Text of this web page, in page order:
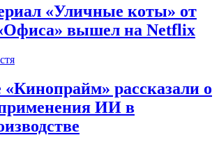
«Уличные коты» от
вышел на Netflix
рассказали о
ИИ в